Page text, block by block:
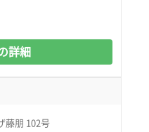
詳細
藤朋 102号